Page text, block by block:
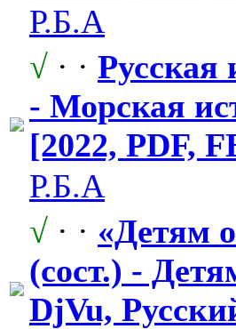
Р.Б.А
√ · ·
- Морская
[2022, PDF,
Р.Б.А
√ · · «Детям
(сост.) -
DjVu,